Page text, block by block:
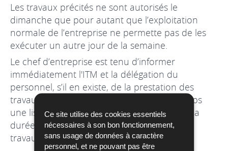
Ce site utilise des cookies essentiels
nécessaires à son bon fonctionnement,
sans usage de données à caractère
personnel, et ne pouvant pas être
Les travaux précités ne sont autorisés le
dimanche que pour autant que l’exploitation
normale de l’entreprise ne permette pas de les
exécuter un autre jour de la semaine.
Le chef d’entreprise est tenu d’informer
immédiatement l'ITM et la délégation du
personnel, s’il en existe, de la prestation des
travaux visés et de lui notifier en même temps
une liste des salariés occupés le dimanche, la
durée de leur occupation et la nature des
travaux effectués ou à effectuer.